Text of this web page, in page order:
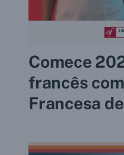
Comece
francês
Francesa